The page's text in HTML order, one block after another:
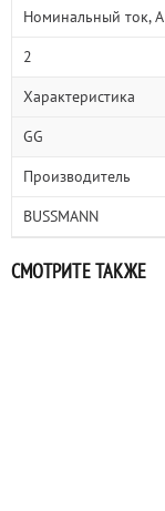
Номинальный ток, А
2
Характеристика
GG
Производитель
BUSSMANN
СМОТРИТЕ ТАКЖЕ